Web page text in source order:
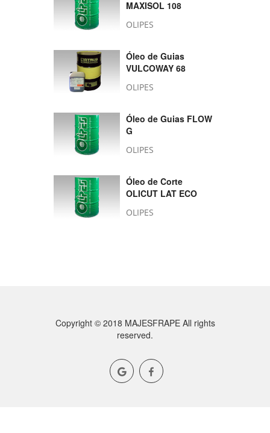
MAXISOL 108
OLIPES
Óleo de Guias
VULCOWAY 68
OLIPES
Óleo de Guias FLOW
G
OLIPES
Óleo de Corte
OLICUT LAT ECO
OLIPES
Copyright © 2018 MAJESFRAPE All rights
reserved.